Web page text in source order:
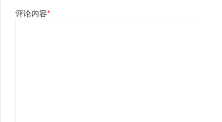
评论内容*